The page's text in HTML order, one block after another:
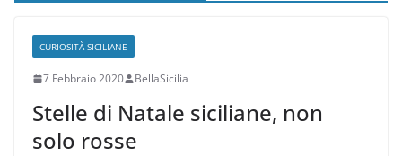
CURIOSITÀ SICILIANE
7 Febbraio 2020 BellaSicilia
Stelle di Natale siciliane, non
solo rosse